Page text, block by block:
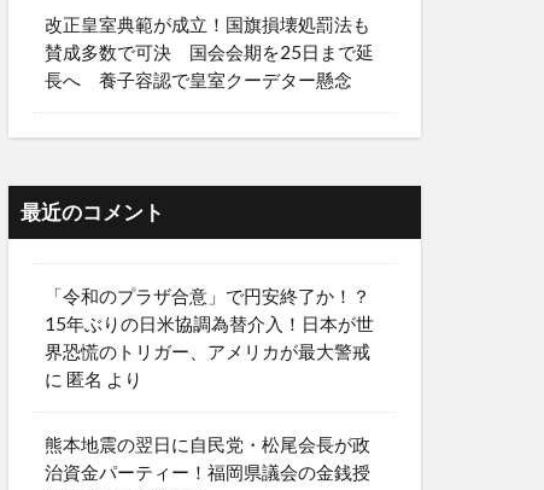
改正皇室典範が成立！国旗損壊処罰法も
賛成多数で可決 国会会期を25日まで延
長へ 養子容認で皇室クーデター懸念
最近のコメント
「令和のプラザ合意」で円安終了か！？
15年ぶりの日米協調為替介入！日本が世
界恐慌のトリガー、アメリカが最大警戒
に 匿名 より
熊本地震の翌日に自民党・松尾会長が政
治資金パーティー！福岡県議会の金銭授